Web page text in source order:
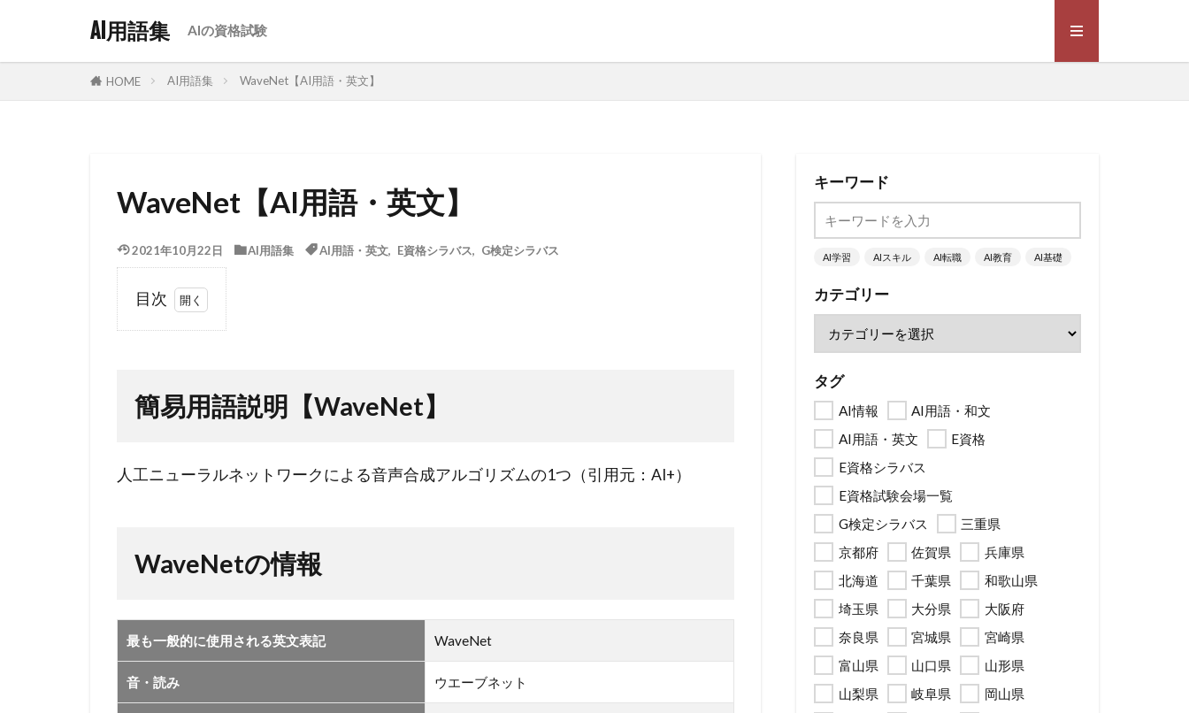
AI用語集 AIの資格試験
HOME AI用語集 WaveNet【AI用語・英文】
WaveNet【AI用語・英文】
2021年10月22日 AI用語集 AI用語・英文, E資格シラバス G検定シラバス
目次
1
簡易用語
2
簡易用語説明【WaveNet】
人工ニューラルネットワークによる音声合成アルゴリズムの1つ（引用元：AI+）
WaveNetの情報
最も一般的に使用される英文表記 WaveNet
音・読み ウエーブネット
キーワード
AI学習 AIスキル AI転職 AI教育 AI基礎
カテゴリー
タグ
AI情報
AI用語・和文
AI用語・英文
E資格
E資格シラバス
E資格試験会場一覧
G検定シラバス
三重県
京都府
佐賀県
兵庫県
北海道
千葉県
和歌山県
埼玉県
大分県
大阪府
奈良県
宮城県
宮崎県
富山県
山口県
山形県
山梨県
岐阜県
岡山県